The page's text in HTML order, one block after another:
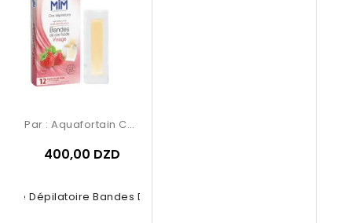
Cire Dépilatoire Bandes De Cire...
Par : Aquafortain Cosmetics
400,00 DZD